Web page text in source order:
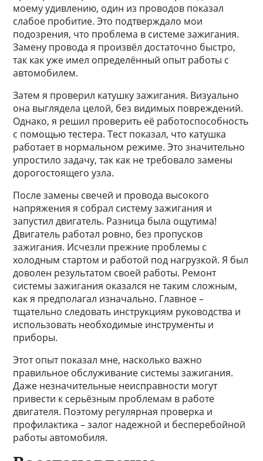
моему удивлению, один из проводов показал
слабое пробитие. Это подтверждало мои
подозрения, что проблема в системе зажигания.
Замену провода я произвёл достаточно быстро,
так как уже имел определённый опыт работы с
автомобилем.
Затем я проверил катушку зажигания. Визуально
она выглядела целой, без видимых повреждений.
Однако, я решил проверить её работоспособность
с помощью тестера. Тест показал, что катушка
работает в нормальном режиме. Это значительно
упростило задачу, так как не требовало замены
дорогостоящего узла.
После замены свечей и провода высокого
напряжения я собрал систему зажигания и
запустил двигатель. Разница была ощутима!
Двигатель работал ровно, без пропусков
зажигания. Исчезли прежние проблемы с
холодным стартом и работой под нагрузкой. Я был
доволен результатом своей работы. Ремонт
системы зажигания оказался не таким сложным,
как я предполагал изначально. Главное –
тщательно следовать инструкциям руководства и
использовать необходимые инструменты и
приборы.
Этот опыт показал мне, насколько важно
правильное обслуживание системы зажигания.
Даже незначительные неисправности могут
привести к серьёзным проблемам в работе
двигателя. Поэтому регулярная проверка и
профилактика – залог надежной и бесперебойной
работы автомобиля.